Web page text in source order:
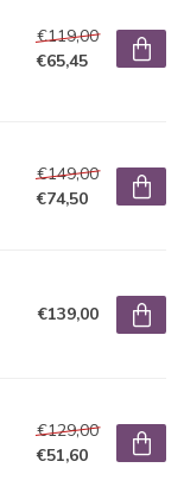
€119,00
€65,45
€149,00
€74,50
€139,00
€129,00
€51,60